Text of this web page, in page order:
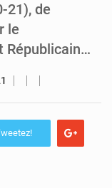
21), de
le
Républicain…